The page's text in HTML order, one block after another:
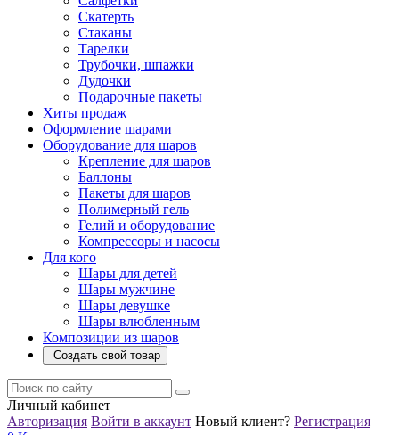
Скатерть
Стаканы
Тарелки
Трубочки, шпажки
Дудочки
Подарочные пакеты
Хиты продаж
Оформление шарами
Оборудование для шаров
Крепление для шаров
Баллоны
Пакеты для шаров
Полимерный гель
Гелий и оборудование
Компрессоры и насосы
Для кого
Шары для детей
Шары мужчине
Шары девушке
Шары влюбленным
Композиции из шаров
Создать свой товар
Личный кабинет
Авторизация Войти в аккаунт Новый клиент? Регистрация